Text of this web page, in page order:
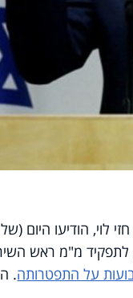
לוי, הודיעו היום
לתפקיד מ"מ ראש
על התפטרותה.